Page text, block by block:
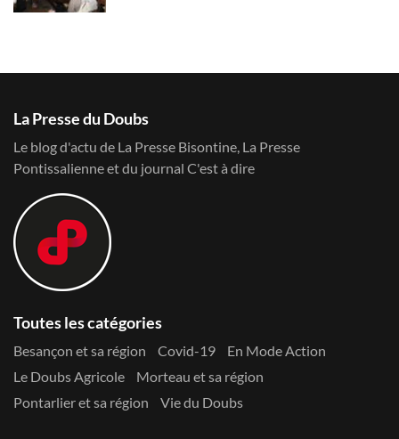
La Presse du Doubs
Le blog d'actu de La Presse Bisontine, La Presse
Pontissalienne et du journal C'est à dire
Toutes les catégories
Besançon et sa région Covid-19
En Mode Action
Le Doubs Agricole
Morteau et sa région
Pontarlier et sa région
Vie du Doubs